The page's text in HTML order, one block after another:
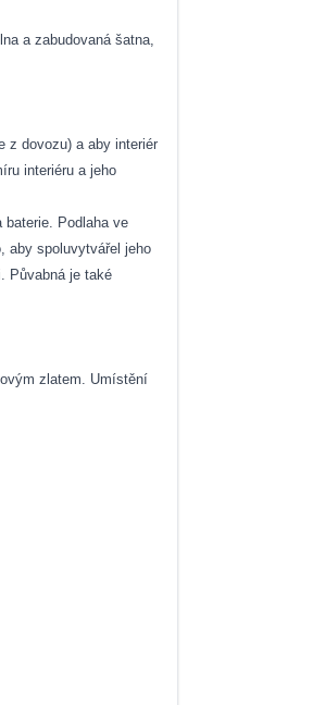
a zabudovaná šatna,
z dovozu) a aby interiér
interiéru a jeho
baterie. Podlaha ve
aby spoluvytvářel jeho
Půvabná je také
zlatem. Umístění